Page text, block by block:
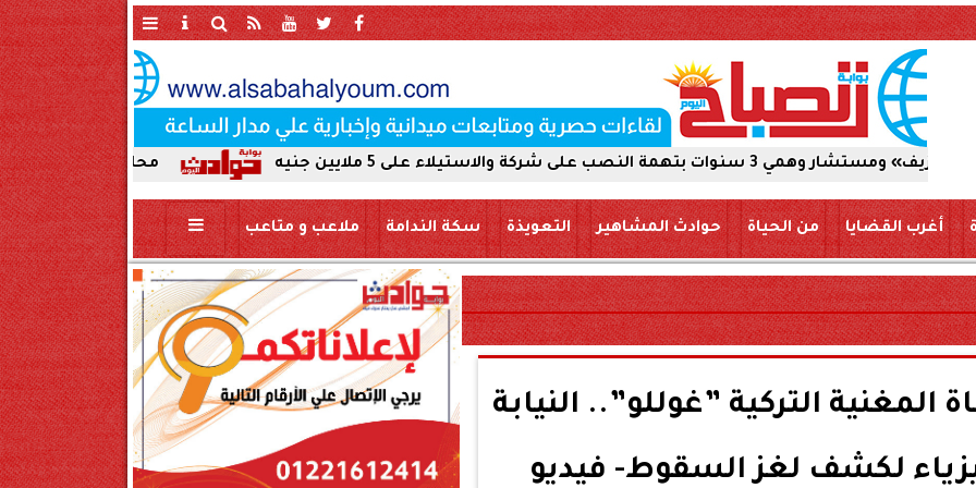
محافظ سوهاج يحيل واقعة ردم على شركة والاستيلاء على 5 ملايين جنيه
أغرب القضايا من الحياة حوادث المشاهير التعويذة سكة الندامة ملاعب و متاعب
التركية ”غوللو”.. النيابة
لكشف لغز السقوط- فيديو